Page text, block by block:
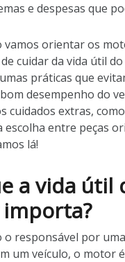
e despesas que
vamos orientar os
cuidar da vida útil
práticas que
desempenho do
cuidados extras,
escolha entre peças
lá!
a vida útil
o responsável por
um veículo, o motor